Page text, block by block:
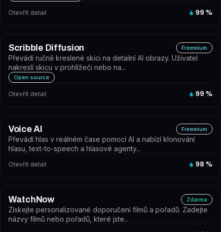
Otevřít detail 99 %
Scribble Diffusion Freemium
Převádí ručně kreslené skici na detailní AI obrazy. Uživatel
nakreslí skicu v prohlížeči nebo na...
Open source
Otevřít detail 99 %
Voice AI Freemium
Převádí hlas v reálném čase pomocí AI a nabízí klonování
hlasu, text-to-speech a hlasové agenty...
Otevřít detail 98 %
WatchNow Zdarma
Získejte personalizované doporučení filmů a pořadů. Zadejte
názvy filmů nebo pořadů, které jste...